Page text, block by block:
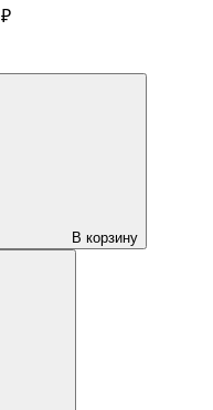
₽
В корзину